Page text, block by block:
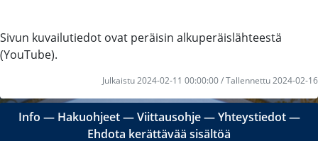
Sivun kuvailutiedot ovat peräisin alkuperäislähteestä
(YouTube).
Julkaistu 2024-02-11 00:00:00 / Tallennettu 2024-02-16
Info ― Hakuohjeet―Viittausohje―Yhteystiedot―
Ehdota kerättävää sisältöä